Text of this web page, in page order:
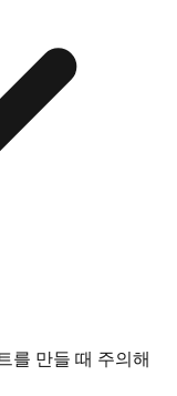
를 만들 때 주의해